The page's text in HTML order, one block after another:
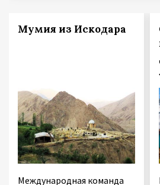
Мумия из Искодара
Международная команда